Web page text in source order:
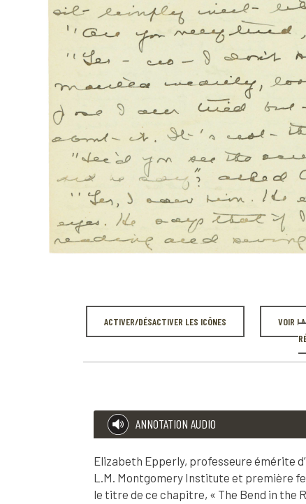
ACTIVER/DÉSACTIVER LES ICÔNES
VOIR
ANNOTATION AUDIO
Elizabeth Epperly, professeure émérite
L.M. Montgomery Institute et première
le titre de ce chapitre, « The Bend in the